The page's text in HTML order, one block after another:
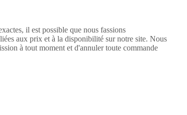
il est possible que nous fassions
aux prix et à la disponibilité sur notre site. Nous
à tout moment et d'annuler toute commande